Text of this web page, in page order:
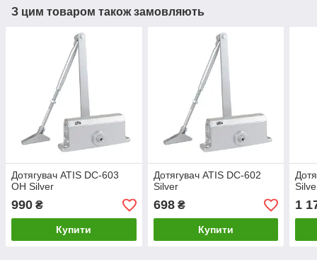
З цим товаром також замовляють
Дотягувач ATIS DC-603
OH Silver
990 ₴
Купити
Дотягувач ATIS DC-602
Silver
698₴
Купити
1